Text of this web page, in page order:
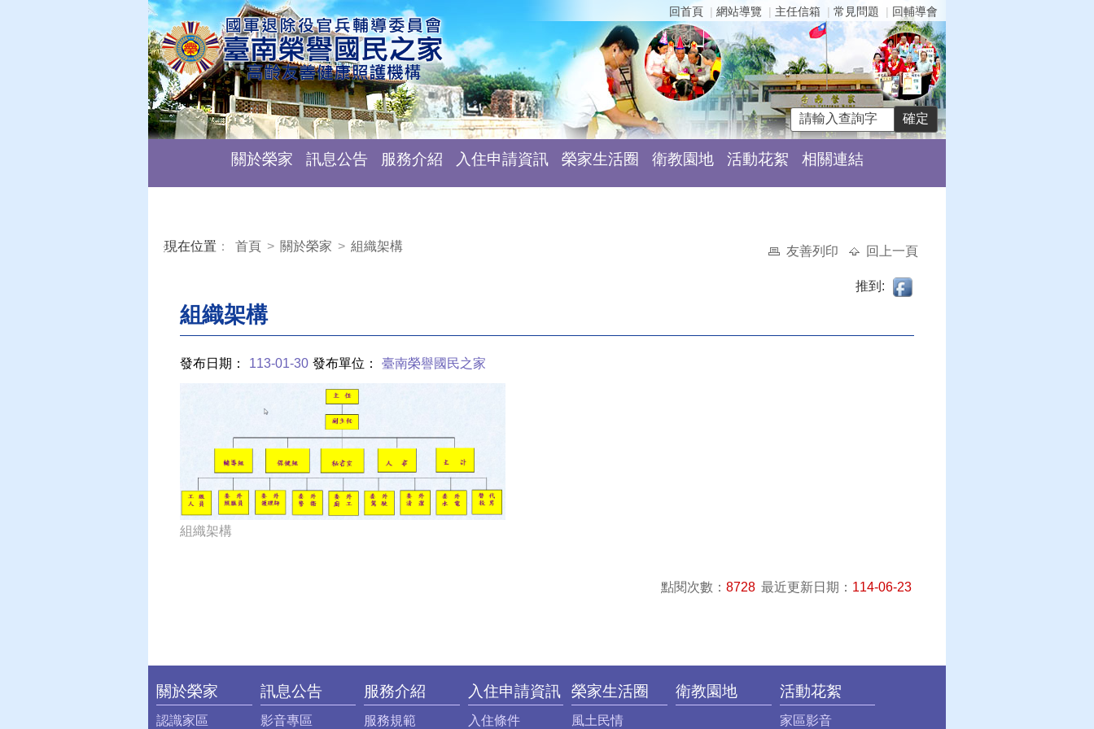
回首頁 網站導覽 主任信箱 常見問題 回輔導會
關於榮家 訊息公告 服務介紹 入住申請資訊 榮家生活圈 衛教園地 活動花絮 相關連結
:::
現在位置 ： 首頁 > 關於榮家 > 組織架構 友善列印 回上一頁
推到:
組織架構
發布日期： 113-01-30 發布單位： 臺南榮譽國民之家
組織架構
點閱次數：8728 最近更新日期： 114-06-23
:::
關於榮家
認識家區
訊息公告
影音專區
服務介紹
服務規範
入住申請資訊
入住條件
榮家生活圈
風土民情
衛教園地 活動花絮
家區影音